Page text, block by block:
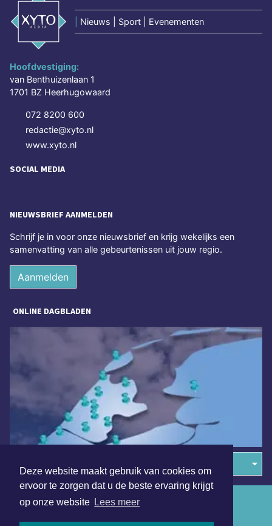
Deze website maakt gebruik van cookies om
ervoor te zorgen dat u de beste ervaring krijgt
op onze website Lees meer
Nieuws | Sport | Evenementen
Hoofdvestiging:
van Benthuizenlaan 1
1701 BZ Heerhugowaard
072 8200 600
redactie@xyto.nl
www.xyto.nl
SOCIAL MEDIA
NIEUWSBRIEF AANMELDEN
Schrijf je in voor onze nieuwsbrief en krijg wekelijks een
samenvatting van alle gebeurtenissen uit jouw regio.
Aanmelden
ONLINE DAGBLADEN
Algemene voorwaarden
Disclaimer